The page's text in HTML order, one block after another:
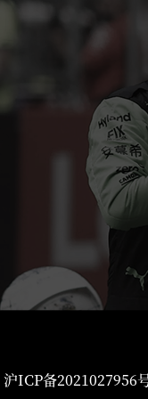
沪ICP备2021027956